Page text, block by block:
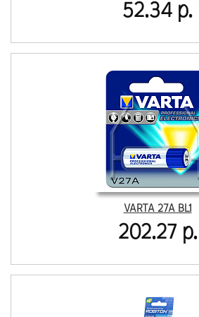
52.34 р.
VARTA 27A BL1
202.27 р.